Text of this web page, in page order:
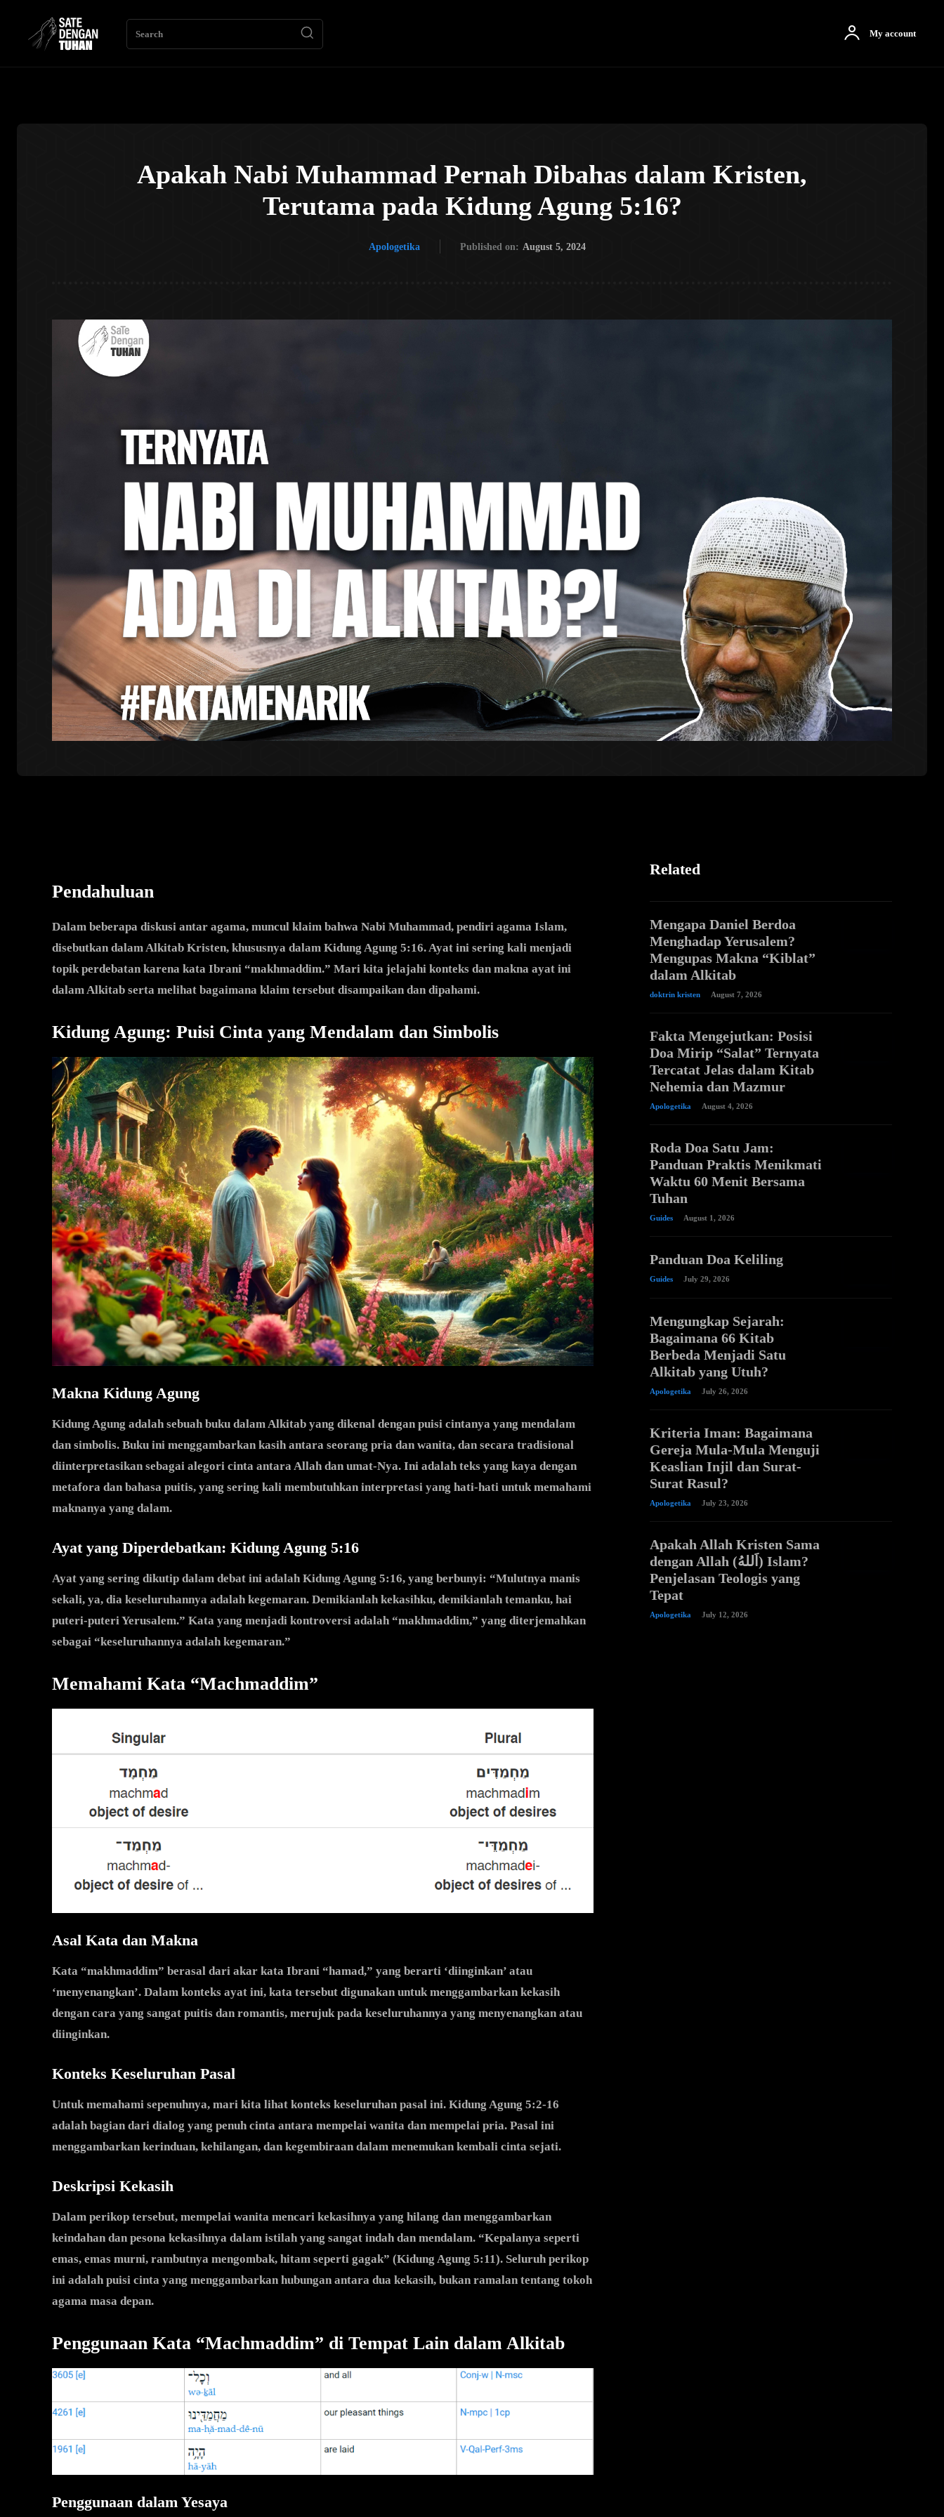
Search My account
Apakah Nabi Muhammad Pernah Dibahas dalam Kristen,
Terutama pada Kidung Agung 5:16?
Apologetika Published on: August 5, 2024
Pendahuluan
Dalam beberapa diskusi antar agama, muncul klaim bahwa Nabi Muhammad, pendiri agama Islam,
disebutkan dalam Alkitab Kristen, khususnya dalam Kidung Agung 5:16. Ayat ini sering kali menjadi
topik perdebatan karena kata Ibrani “makhmaddim.” Mari kita jelajahi konteks dan makna ayat ini
dalam Alkitab serta melihat bagaimana klaim tersebut disampaikan dan dipahami.
Kidung Agung: Puisi Cinta yang Mendalam dan Simbolis
Makna Kidung Agung
Kidung Agung adalah sebuah buku dalam Alkitab yang dikenal dengan puisi cintanya yang mendalam
dan simbolis. Buku ini menggambarkan kasih antara seorang pria dan wanita, dan secara tradisional
diinterpretasikan sebagai alegori cinta antara Allah dan umat-Nya. Ini adalah teks yang kaya dengan
metafora dan bahasa puitis, yang sering kali membutuhkan interpretasi yang hati-hati untuk memahami
maknanya yang dalam.
Ayat yang Diperdebatkan: Kidung Agung 5:16
Ayat yang sering dikutip dalam debat ini adalah Kidung Agung 5:16, yang berbunyi: “Mulutnya manis
sekali, ya, dia keseluruhannya adalah kegemaran. Demikianlah kekasihku, demikianlah temanku, hai
puteri-puteri Yerusalem.” Kata yang menjadi kontroversi adalah “makhmaddim,” yang diterjemahkan
sebagai “keseluruhannya adalah kegemaran.”
Memahami Kata “Machmaddim”
Asal Kata dan Makna
Kata “makhmaddim” berasal dari akar kata Ibrani “hamad,” yang berarti ‘diinginkan’ atau
‘menyenangkan’. Dalam konteks ayat ini, kata tersebut digunakan untuk menggambarkan kekasih
dengan cara yang sangat puitis dan romantis, merujuk pada keseluruhannya yang menyenangkan atau
diinginkan.
Konteks Keseluruhan Pasal
Untuk memahami sepenuhnya, mari kita lihat konteks keseluruhan pasal ini. Kidung Agung 5:2-16
adalah bagian dari dialog yang penuh cinta antara mempelai wanita dan mempelai pria. Pasal ini
menggambarkan kerinduan, kehilangan, dan kegembiraan dalam menemukan kembali cinta sejati.
Deskripsi Kekasih
Dalam perikop tersebut, mempelai wanita mencari kekasihnya yang hilang dan menggambarkan
keindahan dan pesona kekasihnya dalam istilah yang sangat indah dan mendalam. “Kepalanya seperti
emas, emas murni, rambutnya mengombak, hitam seperti gagak” (Kidung Agung 5:11). Seluruh perikop
ini adalah puisi cinta yang menggambarkan hubungan antara dua kekasih, bukan ramalan tentang tokoh
agama masa depan.
Penggunaan Kata “Machmaddim” di Tempat Lain dalam Alkitab
Penggunaan dalam Yesaya
Related
Mengapa Daniel Berdoa
Menghadap Yerusalem?
Mengupas Makna “Kiblat”
dalam Alkitab
doktrin kristen August 7, 2026
Fakta Mengejutkan: Posisi
Doa Mirip “Salat” Ternyata
Tercatat Jelas dalam Kitab
Nehemia dan Mazmur
Apologetika August 4, 2026
Roda Doa Satu Jam:
Panduan Praktis Menikmati
Waktu 60 Menit Bersama
Tuhan
Guides August 1, 2026
Panduan Doa Keliling
Guides July 29, 2026
Mengungkap Sejarah:
Bagaimana 66 Kitab
Berbeda Menjadi Satu
Alkitab yang Utuh?
Apologetika July 26, 2026
Kriteria Iman: Bagaimana
Gereja Mula-Mula Menguji
Keaslian Injil dan Surat-
Surat Rasul?
Apologetika July 23, 2026
Apakah Allah Kristen Sama
dengan Allah (اَللهُ) Islam?
Penjelasan Teologis yang
Tepat
Apologetika July 12, 2026